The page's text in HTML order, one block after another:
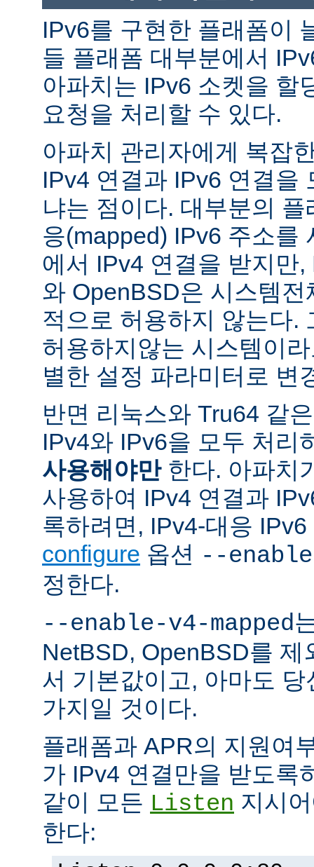
IPv6를 구현한 플래폼이
들 플래폼 대부분에서
아파치는 IPv6 소켓을 할
요청을 처리할 수 있다.
아파치 관리자에게 복잡
IPv4 연결과 IPv6 연결을
냐는 점이다. 대부분의
응(mapped) IPv6 주소를
에서 IPv4 연결을 받지만
와 OpenBSD은 시스템
적으로 허용하지 않는다.
허용하지않는 시스템이
별한 설정 파라미터로 변
반면 리눅스와 Tru64 같
IPv4와 IPv6을 모두 처리
사용해야만한다. 아파치
사용하여 IPv4 연결과
록하려면, IPv4-대응
configure 옵션 --
정한다.
--enable-v4-mapped
NetBSD, OpenBSD를 제
서 기본값이고, 아마도
가지일 것이다.
플래폼과 APR의 지원여
가 IPv4 연결만을 받도록
같이 모든 Listen 지시
한다: